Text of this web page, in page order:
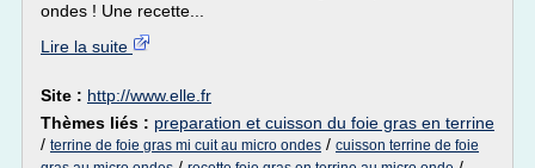
ondes ! Une recette...
Lire la suite
Site : http://www.elle.fr
Thèmes liés : preparation et cuisson du foie gras en terrine
/ terrine de foie gras mi cuit au micro ondes / cuisson terrine de foie